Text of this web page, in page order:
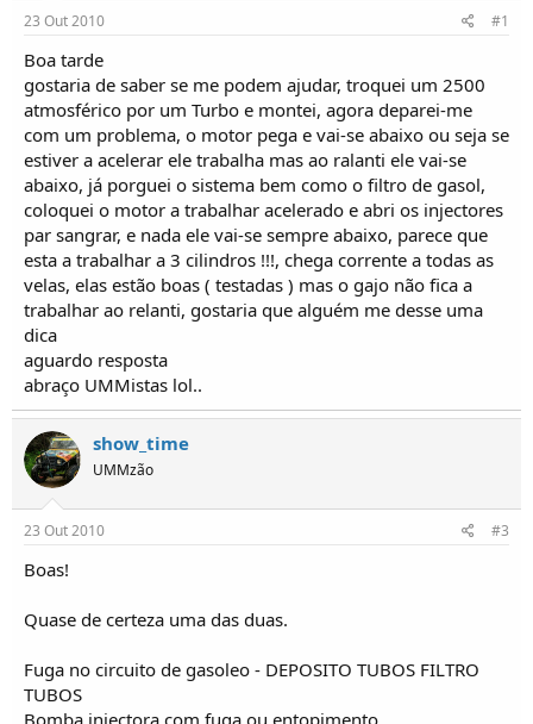
d
o
r
e
T
ó
p
i
c
s
i
o
23 Out 2010 #1
Boa tarde
gostaria de saber se me podem ajudar, troquei um 2500
atmosférico por um Turbo e montei, agora deparei-me
com um problema, o motor pega e vai-se abaixo ou seja se
estiver a acelerar ele trabalha mas ao ralanti ele vai-se
abaixo, já porguei o sistema bem como o filtro de gasol,
coloquei o motor a trabalhar acelerado e abri os injectores
par sangrar, e nada ele vai-se sempre abaixo, parece que
esta a trabalhar a 3 cilindros !!!, chega corrente a todas as
velas, elas estão boas ( testadas ) mas o gajo não fica a
trabalhar ao relanti, gostaria que alguém me desse uma
dica
aguardo resposta
abraço UMMistas lol..
show_time
UMMzão
23 Out 2010 #3
Boas!
Quase de certeza uma das duas.
Fuga no circuito de gasoleo - DEPOSITO TUBOS FILTRO
TUBOS